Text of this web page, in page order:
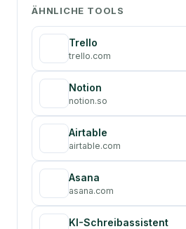
ÄHNLICHE TOOLS
Trello
trello.com
Notion
notion.so
Airtable
airtable.com
Asana
asana.com
KI-Schreibassistent